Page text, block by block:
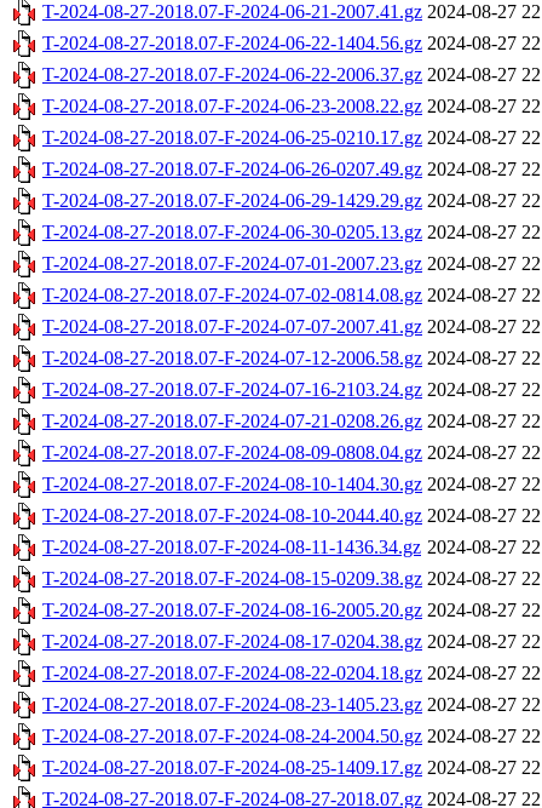
T-2024-08-27-2018.07-F-2024-06-21-2007.41.gz 2024-08-27
T-2024-08-27-2018.07-F-2024-06-22-1404.56.gz 2024-08-27
T-2024-08-27-2018.07-F-2024-06-22-2006.37.gz 2024-08-27
T-2024-08-27-2018.07-F-2024-06-23-2008.22.gz 2024-08-27
T-2024-08-27-2018.07-F-2024-06-25-0210.17.gz 2024-08-27
T-2024-08-27-2018.07-F-2024-06-26-0207.49.gz 2024-08-27
T-2024-08-27-2018.07-F-2024-06-29-1429.29.gz 2024-08-27
T-2024-08-27-2018.07-F-2024-06-30-0205.13.gz 2024-08-27
T-2024-08-27-2018.07-F-2024-07-01-2007.23.gz 2024-08-27
T-2024-08-27-2018.07-F-2024-07-02-0814.08.gz 2024-08-27
T-2024-08-27-2018.07-F-2024-07-07-2007.41.gz 2024-08-27
T-2024-08-27-2018.07-F-2024-07-12-2006.58.gz 2024-08-27
T-2024-08-27-2018.07-F-2024-07-16-2103.24.gz 2024-08-27
T-2024-08-27-2018.07-F-2024-07-21-0208.26.gz 2024-08-27
T-2024-08-27-2018.07-F-2024-08-09-0808.04.gz 2024-08-27
T-2024-08-27-2018.07-F-2024-08-10-1404.30.gz 2024-08-27
T-2024-08-27-2018.07-F-2024-08-10-2044.40.gz 2024-08-27
T-2024-08-27-2018.07-F-2024-08-11-1436.34.gz 2024-08-27
T-2024-08-27-2018.07-F-2024-08-15-0209.38.gz 2024-08-27
T-2024-08-27-2018.07-F-2024-08-16-2005.20.gz 2024-08-27
T-2024-08-27-2018.07-F-2024-08-17-0204.38.gz 2024-08-27
T-2024-08-27-2018.07-F-2024-08-22-0204.18.gz 2024-08-27
T-2024-08-27-2018.07-F-2024-08-23-1405.23.gz 2024-08-27
T-2024-08-27-2018.07-F-2024-08-24-2004.50.gz 2024-08-27
T-2024-08-27-2018.07-F-2024-08-25-1409.17.gz 2024-08-27
T-2024-08-27-2018.07-F-2024-08-27-2018.07.gz 2024-08-27